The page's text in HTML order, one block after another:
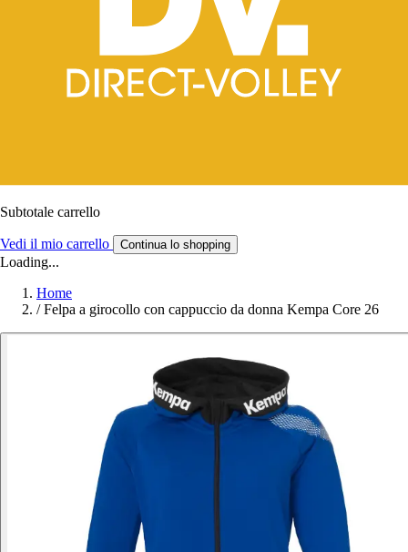
Subtotale carrello
Vedi il mio carrello Continua lo shopping
Loading...
Home
/ Felpa a girocollo con cappuccio da donna Kempa Core 26